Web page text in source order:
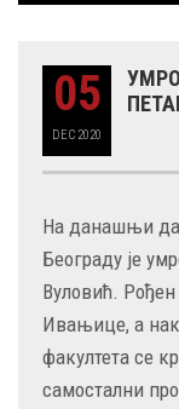
05
DEC 2020
На данашњи
Београду је
Вуловић.
Ивањице, а
факултета се
самостални